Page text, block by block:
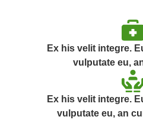
Ex his velit integre.
vulputate eu,
Ex his velit integre.
vulputate eu, an